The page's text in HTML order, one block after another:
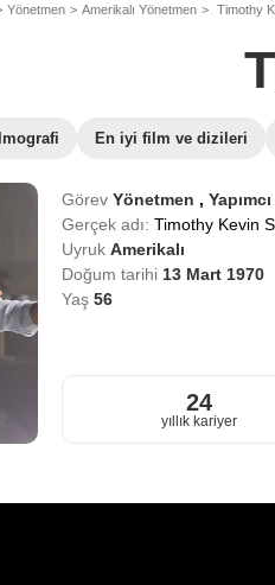
Yönetmen Amerikalı Yönetmen Timothy
En iyi film ve dizileri
Görev Yönetmen , Yapımcı
Gerçek adı: Timothy Kevin
Uyruk Amerikalı
Doğum tarihi 13 Mart 1970
Yaş 56
24
yıllık kariyer